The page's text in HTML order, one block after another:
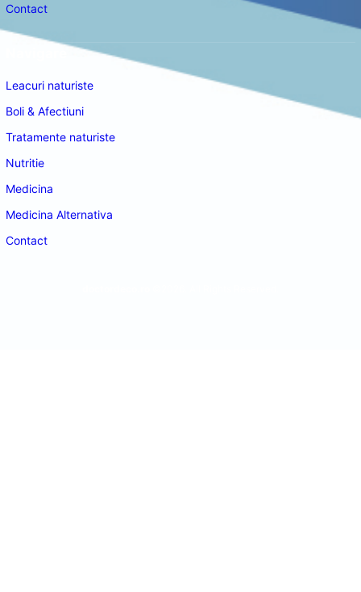
Contact
Leacuri naturiste
Boli & Afectiuni
Tratamente naturiste
Nutritie
Medicina
Medicina Alternativa
Contact